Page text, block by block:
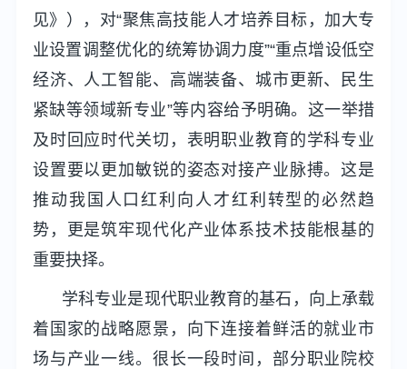
见》），对“聚焦高技能人才培养目标，加大专
业设置调整优化的统筹协调力度”“重点增设低空
经济、人工智能、高端装备、城市更新、民生
紧缺等领域新专业”等内容给予明确。这一举措
及时回应时代关切，表明职业教育的学科专业
设置要以更加敏锐的姿态对接产业脉搏。这是
推动我国人口红利向人才红利转型的必然趋
势，更是筑牢现代化产业体系技术技能根基的
重要抉择。
学科专业是现代职业教育的基石，向上承载
着国家的战略愿景，向下连接着鲜活的就业市
场与产业一线。很长一段时间，部分职业院校